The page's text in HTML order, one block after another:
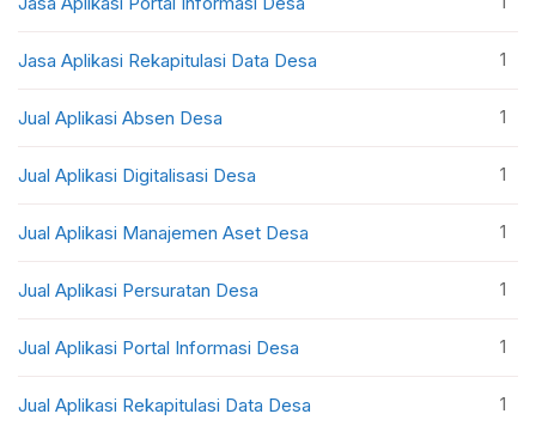
Jasa Aplikasi Rekapitulasi Data Desa 1
Jual Aplikasi Absen Desa 1
Jual Aplikasi Digitalisasi Desa 1
Jual Aplikasi Manajemen Aset Desa 1
Jual Aplikasi Persuratan Desa 1
Jual Aplikasi Portal Informasi Desa 1
Jual Aplikasi Rekapitulasi Data Desa 1